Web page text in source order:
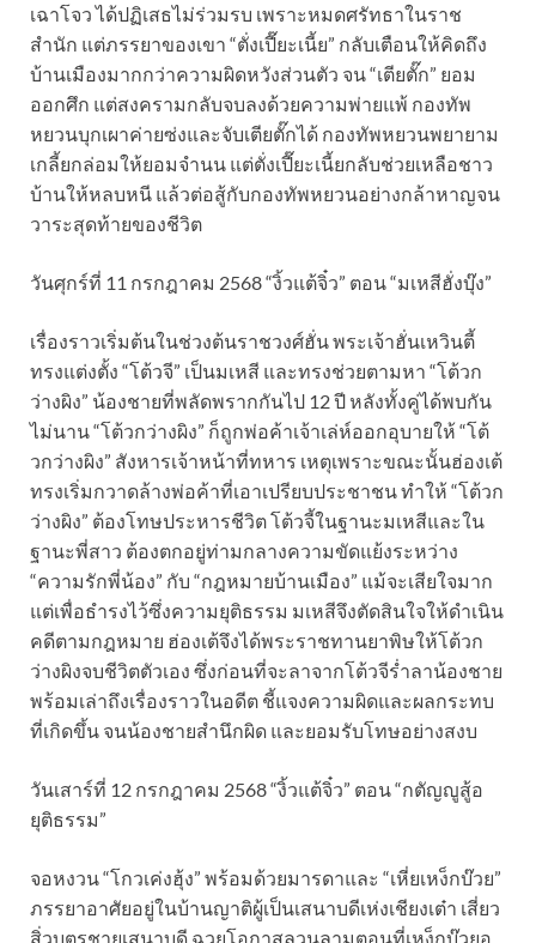
เฉาโจว ได้ปฏิเสธไม่ร่วมรบ เพราะหมดศรัทธาในราช
สำนัก แต่ภรรยาของเขา “ตั่งเปี๊ยะเนี้ย” กลับเตือนให้คิดถึง
บ้านเมืองมากกว่าความผิดหวังส่วนตัว จน “เตียตั๊ก” ยอม
ออกศึก แต่สงครามกลับจบลงด้วยความพ่ายแพ้ กองทัพ
หยวนบุกเผาค่ายซ่งและจับเตียตั๊กได้ กองทัพหยวนพยายาม
เกลี้ยกล่อมให้ยอมจำนน แต่ตั่งเปี๊ยะเนี้ยกลับช่วยเหลือชาว
บ้านให้หลบหนี แล้วต่อสู้กับกองทัพหยวนอย่างกล้าหาญจน
วาระสุดท้ายของชีวิต
วันศุกร์ที่ 11 กรกฎาคม 2568 “งิ้วแต้จิ๋ว” ตอน “มเหสีฮั่งบุ๊ง”
เรื่องราวเริ่มต้นในช่วงต้นราชวงศ์ฮั่น พระเจ้าฮั่นเหวินตี้
ทรงแต่งตั้ง “โต้วจี” เป็นมเหสี และทรงช่วยตามหา “โต้วก
ว่างผิง” น้องชายที่พลัดพรากกันไป 12 ปี หลังทั้งคู่ได้พบกัน
ไม่นาน “โต้วกว่างผิง” ก็ถูกพ่อค้าเจ้าเล่ห์ออกอุบายให้ “โต้
วกว่างผิง” สังหารเจ้าหน้าที่ทหาร เหตุเพราะขณะนั้นฮ่องเต้
ทรงเริ่มกวาดล้างพ่อค้าที่เอาเปรียบประชาชน ทำให้ “โต้วก
ว่างผิง” ต้องโทษประหารชีวิต โต้วจี้ในฐานะมเหสีและใน
ฐานะพี่สาว ต้องตกอยู่ท่ามกลางความขัดแย้งระหว่าง
“ความรักพี่น้อง” กับ “กฎหมายบ้านเมือง” แม้จะเสียใจมาก
แต่เพื่อธำรงไว้ซึ่งความยุติธรรม มเหสีจึงตัดสินใจให้ดำเนิน
คดีตามกฎหมาย ฮ่องเต้จึงได้พระราชทานยาพิษให้โต้วก
ว่างผิงจบชีวิตตัวเอง ซึ่งก่อนที่จะลาจากโต้วจีร่ำลาน้องชาย
พร้อมเล่าถึงเรื่องราวในอดีต ชี้แจงความผิดและผลกระทบ
ที่เกิดขึ้น จนน้องชายสำนึกผิด และยอมรับโทษอย่างสงบ
วันเสาร์ที่ 12 กรกฎาคม 2568 “งิ้วแต้จิ๋ว” ตอน “กตัญญูสู้อ
ยุติธรรม”
จอหงวน “โกวเค่งฮุ้ง” พร้อมด้วยมารดาและ “เหี่ยเหง็กบ๊วย”
ภรรยาอาศัยอยู่ในบ้านญาติผู้เป็นเสนาบดีเห่งเชียงเต๋า เสี่ยว
สิ่วบุตรชายเสนาบดี ฉวยโอกาสลวนลามตอนที่เหง็กบ๊วยอ